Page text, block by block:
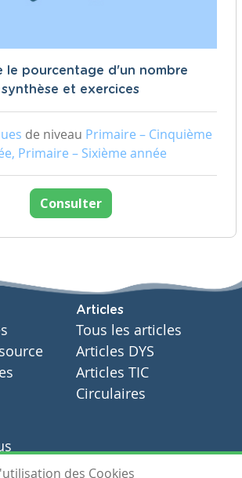
le pourcentage d'un nombre
synthèse et exercices
de niveau Primaire – Cinquième
Primaire – Sixième année
Consulter
Articles
Tous les articles
Articles DYS
Articles TIC
Circulaires
des Cookies